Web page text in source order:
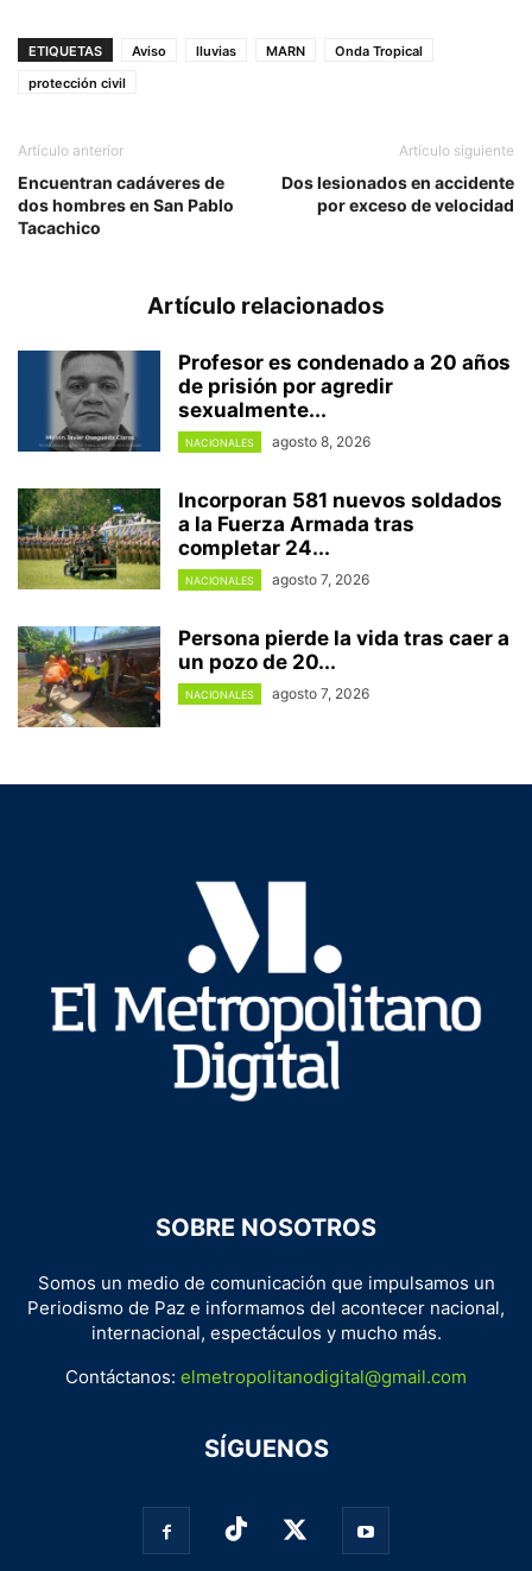
ETIQUETAS Aviso lluvias MARN
Onda Tropical
protección civil
Artículo anterior
Encuentran cadáveres de
dos hombres en San Pablo
Tacachico
Artículo siguiente
Dos lesionados en accidente
por exceso de velocidad
Artículo relacionados
Profesor es condenado a 20 años
de prisión por agredir
sexualmente...
NACIONALES agosto 8, 2026
Incorporan 581 nuevos soldados
a la Fuerza Armada tras
completar 24...
NACIONALES agosto 7, 2026
Persona pierde la vida tras caer a
un pozo de 20...
NACIONALES agosto 7, 2026
SOBRE NOSOTROS
Somos un medio de comunicación que impulsamos un
Periodismo de Paz e informamos del acontecer nacional,
internacional, espectáculos y mucho más.
Contáctanos: elmetropolitanodigital@gmail.com
SÍGUENOS